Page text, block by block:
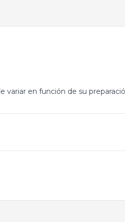
variar en función de su